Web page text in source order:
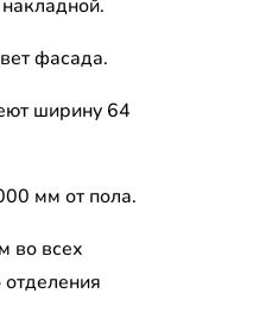
фасада.
ширину 64
мм от пола.
во всех